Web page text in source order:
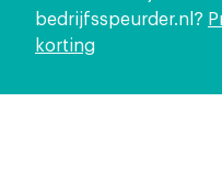
bedrijfsspeurder.nl?
korting